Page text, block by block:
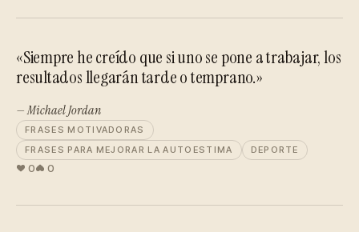
«Siempre he creído que si uno se pone a trabajar, los
resultados llegarán tarde o temprano.»
— Michael Jordan
FRASES MOTIVADORAS
FRASES PARA MEJORAR LA AUTOESTIMA
DEPORTE
0 0